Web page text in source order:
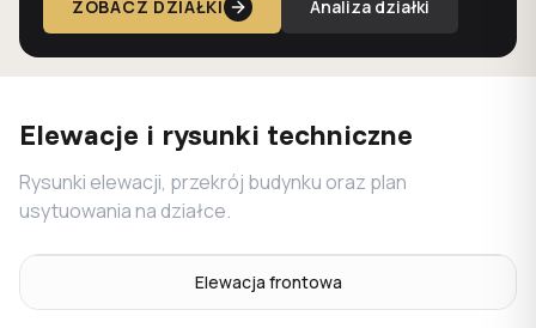
ZOBACZ DZIAŁKI Analiza działki
Elewacje i rysunki techniczne
Rysunki elewacji, przekrój budynku oraz plan
usytuowania na działce.
Elewacja frontowa